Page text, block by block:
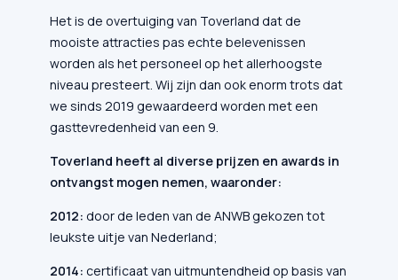
Het is de overtuiging van Toverland dat de
mooiste attracties pas echte belevenissen
worden als het personeel op het allerhoogste
niveau presteert. Wij zijn dan ook enorm trots dat
we sinds 2019 gewaardeerd worden met een
gasttevredenheid van een 9.
Toverland heeft al diverse prijzen en awards in
ontvangst mogen nemen, waaronder:
2012: door de leden van de ANWB gekozen tot
leukste uitje van Nederland;
2014: certificaat van uitmuntendheid op basis van